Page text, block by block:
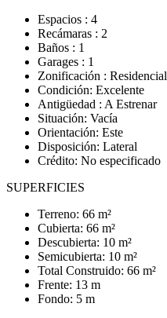
Espacios : 4
Recámaras : 2
Baños : 1
Garages : 1
Zonificación : Residencial
Condición: Excelente
Antigüedad : A Estrenar
Situación: Vacía
Orientación: Este
Disposición: Lateral
Crédito: No especificado
SUPERFICIES
Terreno: 66 m²
Cubierta: 66 m²
Descubierta: 10 m²
Semicubierta: 10 m²
Total Construido: 66 m²
Frente: 13 m
Fondo: 5 m